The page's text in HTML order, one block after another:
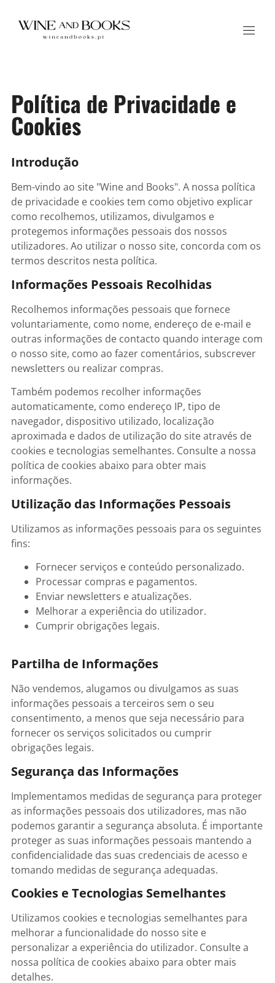
Política de Privacidade e
Cookies
Introdução
Bem-vindo ao site "Wine and Books". A nossa política
de privacidade e cookies tem como objetivo explicar
como recolhemos, utilizamos, divulgamos e
protegemos informações pessoais dos nossos
utilizadores. Ao utilizar o nosso site, concorda com os
termos descritos nesta política.
Informações Pessoais Recolhidas
Recolhemos informações pessoais que fornece
voluntariamente, como nome, endereço de e-mail e
outras informações de contacto quando interage com
o nosso site, como ao fazer comentários, subscrever
newsletters ou realizar compras.
Também podemos recolher informações
automaticamente, como endereço IP, tipo de
navegador, dispositivo utilizado, localização
aproximada e dados de utilização do site através de
cookies e tecnologias semelhantes. Consulte a nossa
política de cookies abaixo para obter mais
informações.
Utilização das Informações Pessoais
Utilizamos as informações pessoais para os seguintes
fins:
Fornecer serviços e conteúdo personalizado.
Processar compras e pagamentos.
Enviar newsletters e atualizações.
Melhorar a experiência do utilizador.
Cumprir obrigações legais.
Partilha de Informações
Não vendemos, alugamos ou divulgamos as suas
informações pessoais a terceiros sem o seu
consentimento, a menos que seja necessário para
fornecer os serviços solicitados ou cumprir
obrigações legais.
Segurança das Informações
Implementamos medidas de segurança para proteger
as informações pessoais dos utilizadores, mas não
podemos garantir a segurança absoluta. É importante
proteger as suas informações pessoais mantendo a
confidencialidade das suas credenciais de acesso e
tomando medidas de segurança adequadas.
Cookies e Tecnologias Semelhantes
Utilizamos cookies e tecnologias semelhantes para
melhorar a funcionalidade do nosso site e
personalizar a experiência do utilizador. Consulte a
nossa política de cookies abaixo para obter mais
detalhes.